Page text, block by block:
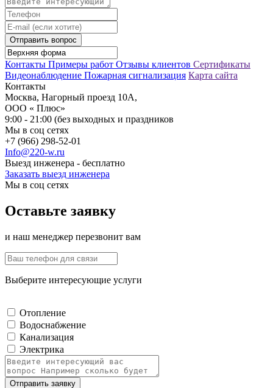
Отправить вопрос
Контакты Примеры работ Отзывы клиентов Сертификаты
Видеонаблюдение Пожарная сигнализация Карта сайта
Контакты
Москва, Нагорный проезд 10А,
ООО « Плюс»
9:00 - 21:00 (без выходных и праздников
Мы в соц сетях
+7 (966) 298-52-01
Info@220-w.ru
Выезд инженера - бесплатно
Заказать выезд инженера
Мы в соц сетях
Оставьте заявку
и наш менеджер перезвонит вам
Выберите интересующие услуги
Отопление
Водоснабжение
Канализация
Электрика
Отправить заявку